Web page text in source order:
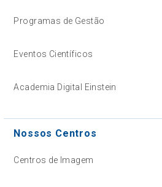
Programas de Gestão
Eventos Científicos
Academia Digital Einstein
Nossos Centros
Centros de Imagem